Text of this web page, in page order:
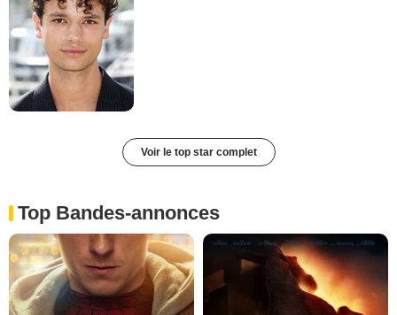
Voir le top star complet
Top Bandes-annonces